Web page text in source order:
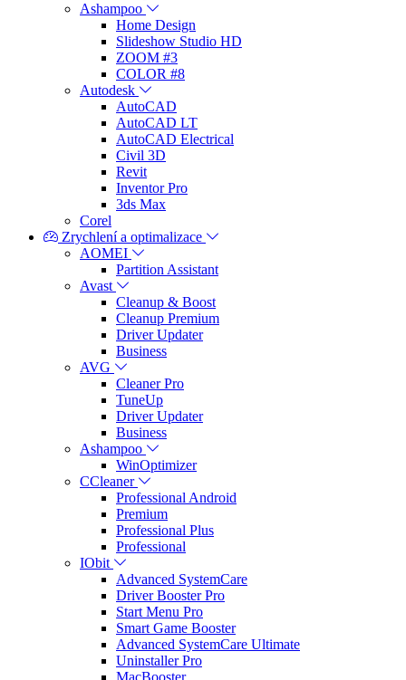
Ashampoo
Home Design
Slideshow Studio HD
ZOOM #3
COLOR #8
Autodesk
AutoCAD
AutoCAD LT
AutoCAD Electrical
Civil 3D
Revit
Inventor Pro
3ds Max
Corel
Zrychlení a optimalizace
AOMEI
Partition Assistant
Avast
Cleanup & Boost
Cleanup Premium
Driver Updater
Business
AVG
Cleaner Pro
TuneUp
Driver Updater
Business
Ashampoo
WinOptimizer
CCleaner
Professional Android
Premium
Professional Plus
Professional
IObit
Advanced SystemCare
Driver Booster Pro
Start Menu Pro
Smart Game Booster
Advanced SystemCare Ultimate
Uninstaller Pro